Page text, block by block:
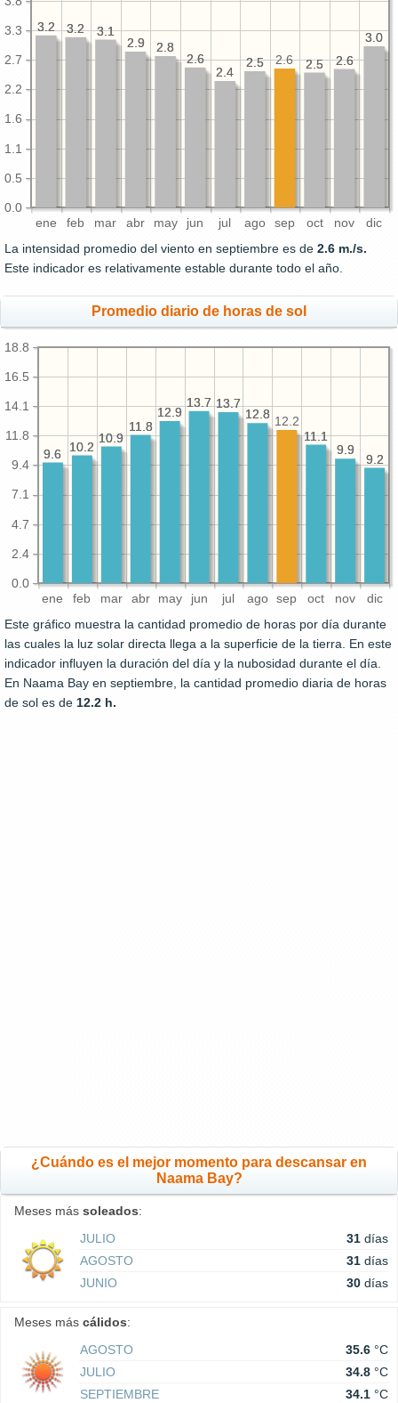
ene feb mar abr may jun jul ago sep oct nov dic
0.0
0.5
1.1
1.6
2.2
2.7
3.3
3.0
2.6
2.5
2.5
2.4
2.6
2.8
2.9
3.1
3.2
3.2
3.0
2.6
2.5
2.6
2.5
2.4
2.6
2.8
2.9
3.1
3.2
3.2
La intensidad promedio del viento en septiembre es de 2.6 m./s.
Este indicador es relativamente estable durante todo el año.
Promedio diario de horas de sol
ene feb mar abr may jun jul ago sep oct nov dic
0.0
2.4
4.7
7.1
9.4
11.8
14.1
16.5
18.8
9.2
9.9
11.1
12.8
13.7
13.7
12.9
11.8
10.9
10.2
9.6 9.2
9.9
11.1
12.2
12.8
13.7
13.7
12.9
11.8
10.9
10.2
9.6
Este gráfico muestra la cantidad promedio de horas por día durante
las cuales la luz solar directa llega a la superficie de la tierra. En este
indicador influyen la duración del día y la nubosidad durante el día.
En Naama Bay en septiembre, la cantidad promedio diaria de horas
de sol es de 12.2 h.
¿Cuándo es el mejor momento para descansar en
Naama Bay?
Meses más soleados:
JULIO
31 días
AGOSTO
31 días
JUNIO
30 días
Meses más cálidos:
AGOSTO
35.6 °C
JULIO
34.8 °C
SEPTIEMBRE
34.1 °C